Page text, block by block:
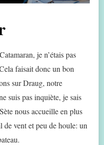
je n’étais pas
faisait donc un bon
sur Draug, notre
suis pas inquiète, je sais
nous accueille en plus
vent et peu de houle: un